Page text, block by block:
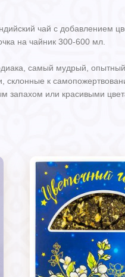
чай с добавлением
на чайник 300-600 мл.
самый мудрый,
склонные к
запахом или красивыми